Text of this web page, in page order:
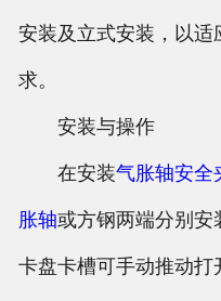
安装及立式安装，以
求。
安装与操作
在安装气胀轴安全
胀轴或方钢两端分别安
卡盘卡槽可手动推动